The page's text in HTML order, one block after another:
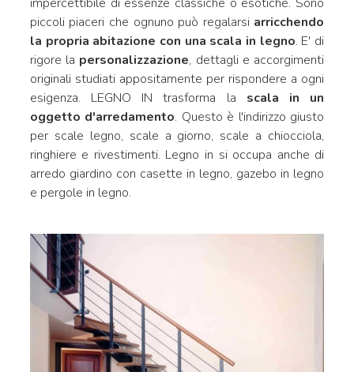
piccoli piaceri che ognuno può regalarsiarricchendo
la propria abitazione con una scala in legno. E' di
rigore la personalizzazione, dettagli e accorgimenti
originali studiati appositamente per rispondere a ogni
esigenza. LEGNO IN trasforma la scala in un
oggetto d'arredamento. Questo è l'indirizzo giusto
per scale legno, scale a giorno, scale a chiocciola,
ringhiere e rivestimenti. Legno in si occupa anche di
arredo giardino con casette in legno, gazebo in legno
e pergole in legno.